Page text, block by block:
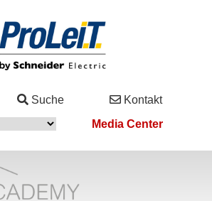
Suche
Kontakt
Media Center